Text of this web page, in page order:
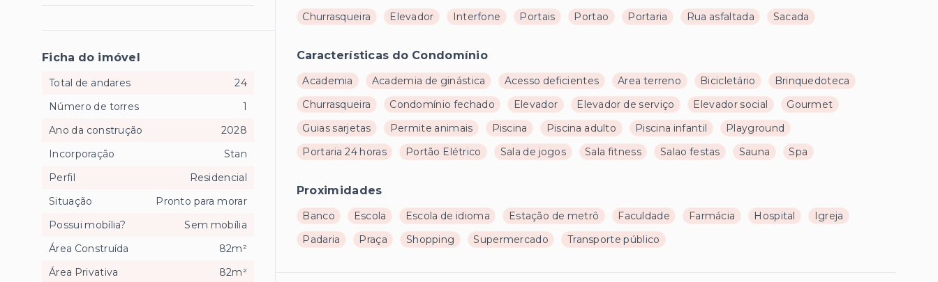
Churrasqueira Elevador Interfone Portais Portao Portaria Rua asfaltada Sacada
Características do Condomínio
Academia Academia de ginástica Acesso deficientes Area terreno Bicicletário
Brinquedoteca
Churrasqueira
Condomínio fechado Elevador Elevador de serviço Elevador social
Gourmet
Guias sarjetas
Permite animais Piscina Piscina adulto Piscina infantil
Playground
Portaria 24 horas
Portão Elétrico Sala de jogos Sala fitness Salao festas Sauna Spa
Proximidades
Banco Escola Escola de idioma Estação de metrô Faculdade Farmácia Hospital
Igreja
Padaria
Praça Shopping Supermercado Transporte público
Ficha do imóvel
Total de andares
24
Número de torres
1
Ano da construção
2028
Incorporação
Stan
Perfil
Residencial
Situação
Pronto para morar
Possui mobília?
Sem mobília
Área Construída
82m²
Área Privativa
82m²